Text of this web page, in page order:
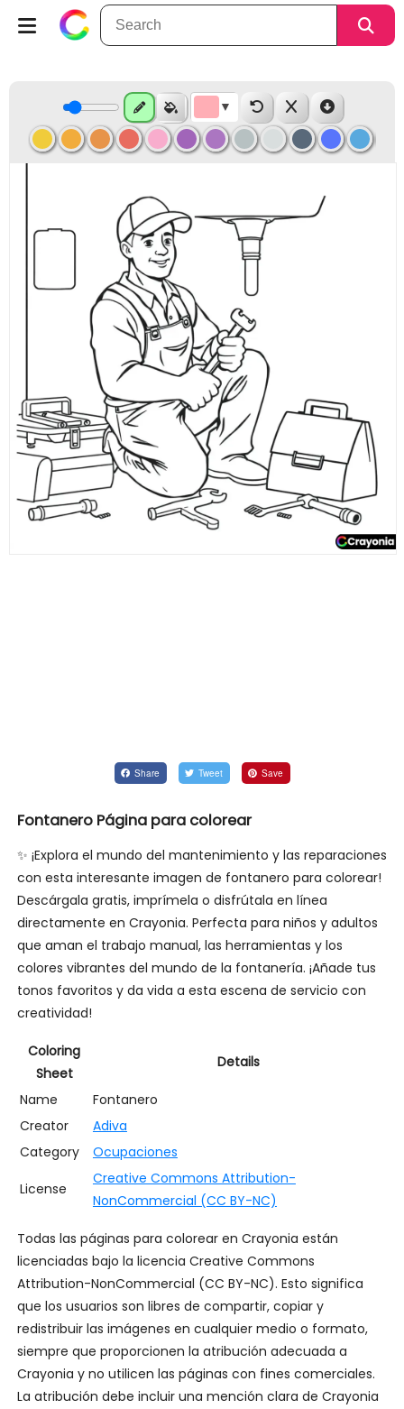
Share Tweet Save
Fontanero Página para colorear
✨ ¡Explora el mundo del mantenimiento y las reparaciones
con esta interesante imagen de fontanero para colorear!
Descárgala gratis, imprímela o disfrútala en línea
directamente en Crayonia. Perfecta para niños y adultos
que aman el trabajo manual, las herramientas y los
colores vibrantes del mundo de la fontanería. ¡Añade tus
tonos favoritos y da vida a esta escena de servicio con
creatividad!
Coloring
Sheet
Details
Name
Fontanero
Creator
Adiva
Category
Ocupaciones
License
Creative Commons Attribution-
NonCommercial (CC BY-NC)
Todas las páginas para colorear en Crayonia están
licenciadas bajo la licencia Creative Commons
Attribution-NonCommercial (CC BY-NC). Esto significa
que los usuarios son libres de compartir, copiar y
redistribuir las imágenes en cualquier medio o formato,
siempre que proporcionen la atribución adecuada a
Crayonia y no utilicen las páginas con fines comerciales.
La atribución debe incluir una mención clara de Crayonia